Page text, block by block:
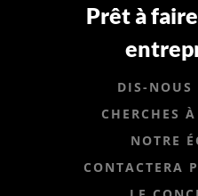
Prêt à
DIS-NOUS
CHERCHES
NOTRE
CONTACTERA